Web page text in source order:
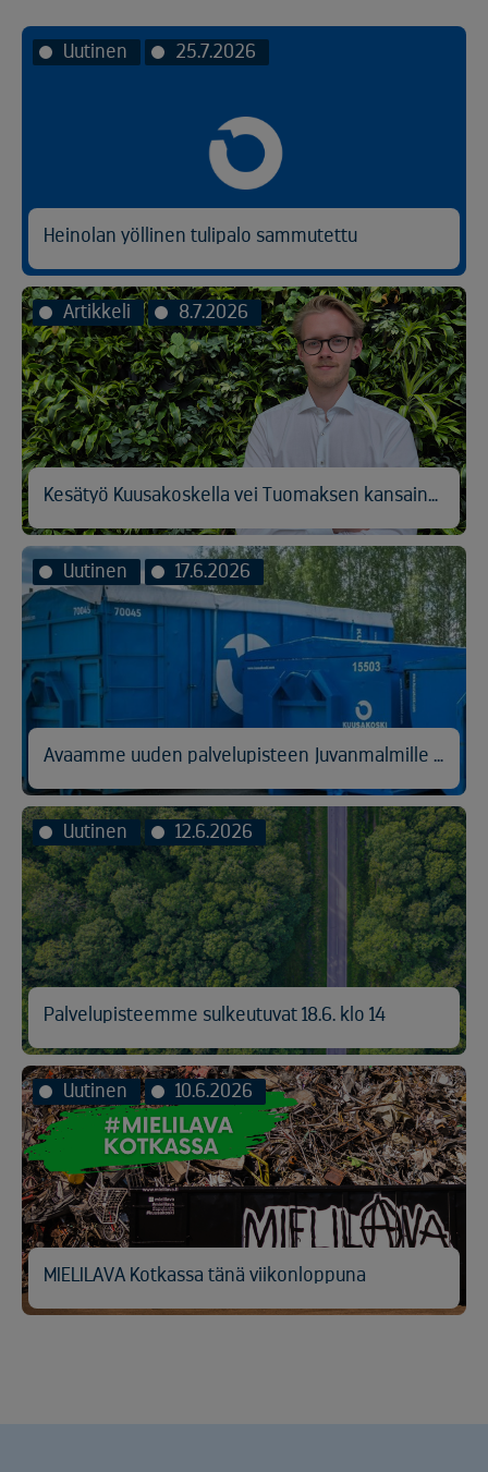
Uutinen 25.7.2026
Heinolan yöllinen tulipalo sammutettu
Artikkeli 8.7.2026
Kesätyö Kuusakoskella vei Tuomaksen kansainvälisen logistiikan pariin
Uutinen 17.6.2026
Avaamme uuden palvelupisteen Juvanmalmille Espooseen
Uutinen 12.6.2026
Palvelupisteemme sulkeutuvat 18.6. klo 14
Uutinen 10.6.2026
MIELILAVA Kotkassa tänä viikonloppuna